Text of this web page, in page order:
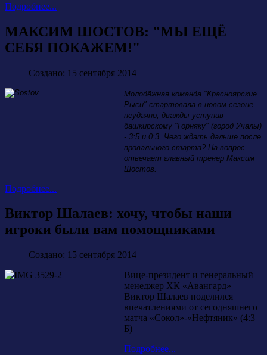
Подробнее...
МАКСИМ ШОСТОВ: "МЫ ЕЩЁ
СЕБЯ ПОКАЖЕМ!"
Создано: 15 сентября 2014
Молодёжная команда "Красноярские
Рыси" стартовала в новом сезоне
неудачно, дважды уступив
башкирскому "Горняку" (город Учалы)
- 3:5 и 0:3. Чего ждать дальше после
провального старта? На вопрос
отвечает главный тренер Максим
Шостов.
Подробнее...
Виктор Шалаев: хочу, чтобы наши
игроки были вам помощниками
Создано: 15 сентября 2014
Вице-президент и генеральный
менеджер ХК «Авангард»
Виктор Шалаев поделился
впечатлениями от сегодняшнего
матча «Сокол»-«Нефтяник» (4:3
Б)
Подробнее...